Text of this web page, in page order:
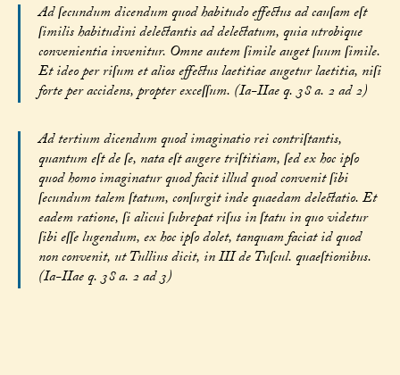
Ad ſecundum dicendum quod habitudo effectus ad cauſam eſt
ſimilis habitudini delectantis ad delectatum, quia utrobique
convenientia invenitur. Omne autem ſimile auget ſuum ſimile.
Et ideo per riſum et alios effectus laetitiae augetur laetitia, niſi
forte per accidens, propter exceſſum. (Ia-IIae q. 38 a. 2 ad 2)
Ad tertium dicendum quod imaginatio rei contriſtantis,
quantum eſt de ſe, nata eſt augere triſtitiam, ſed ex hoc ipſo
quod homo imaginatur quod facit illud quod convenit ſibi
ſecundum talem ſtatum, conſurgit inde quaedam delectatio. Et
eadem ratione, ſi alicui ſubrepat riſus in ſtatu in quo videtur
ſibi eſſe lugendum, ex hoc ipſo dolet, tanquam faciat id quod
non convenit, ut Tullius dicit, in III de Tuſcul. quaeſtionibus.
(Ia-IIae q. 38 a. 2 ad 3)